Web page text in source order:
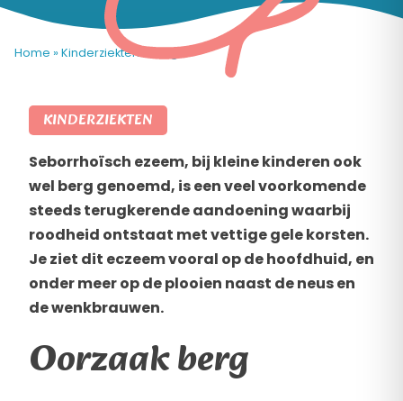
Home » Kinderziekten Berg
KINDERZIEKTEN
Seborrhoïsch ezeem, bij kleine kinderen ook
wel berg genoemd, is een veel voorkomende
steeds terugkerende aandoening waarbij
roodheid ontstaat met vettige gele korsten.
Je ziet dit eczeem vooral op de hoofdhuid, en
onder meer op de plooien naast de neus en
de wenkbrauwen.
Oorzaak berg